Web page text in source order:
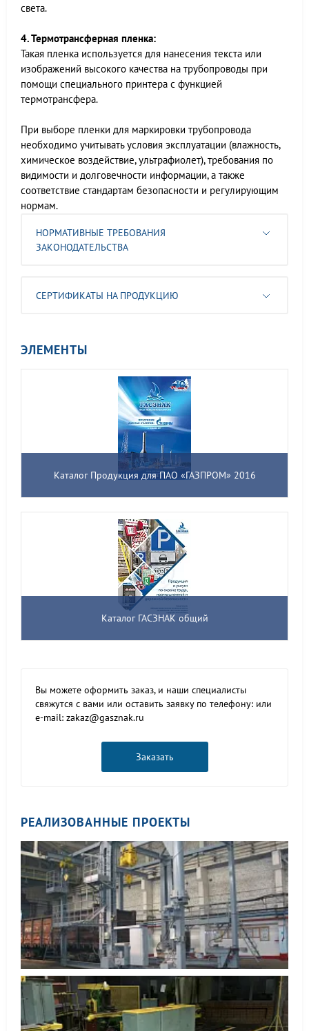
света.
4. Термотрансферная пленка:
Такая пленка используется для нанесения текста или
изображений высокого качества на трубопроводы при
помощи специального принтера с функцией
термотрансфера.
При выборе пленки для маркировки трубопровода
необходимо учитывать условия эксплуатации (влажность,
химическое воздействие, ультрафиолет), требования по
видимости и долговечности информации, а также
соответствие стандартам безопасности и регулирующим
нормам.
НОРМАТИВНЫЕ ТРЕБОВАНИЯ
ЗАКОНОДАТЕЛЬСТВА
СЕРТИФИКАТЫ НА ПРОДУКЦИЮ
ЭЛЕМЕНТЫ
Каталог Продукция для ПАО «ГАЗПРОМ» 2016
Каталог ГАСЗНАК общий
Вы можете оформить заказ, и наши специалисты
свяжутся с вами или оставить заявку по телефону: или
e-mail: zakaz@gasznak.ru
Заказать
РЕАЛИЗОВАННЫЕ ПРОЕКТЫ